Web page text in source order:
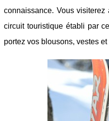
connaissance. Vous
circuit touristique établi par
portez vos blousons, vestes